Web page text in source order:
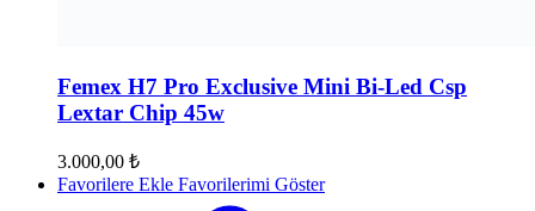
Femex H7 Pro Exclusive Mini Bi-Led Csp
Lextar Chip 45w
3.000,00 ₺
Favorilere Ekle Favorilerimi Göster